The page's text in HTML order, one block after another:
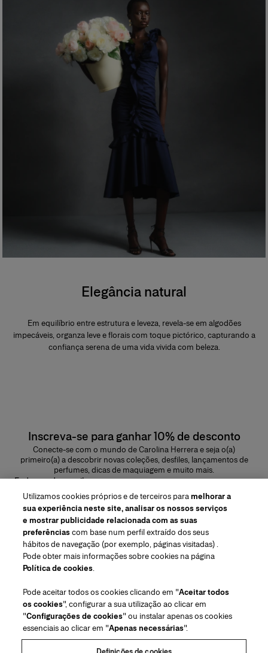
Elegância natural
Em equilíbrio entre estrutura e leveza, revela-se em algodões
impecáveis, organza leve e florais com toque pictórico, capturando a
confiança serena de uma vida vivida com beleza.
Inscreva-se para ganhar 10% de desconto
Conecte-se com o mundo de Carolina Herrera e seja o(a)
primeiro(a) a descobrir novas coleções, desfiles, lançamentos de
perfumes, dicas de maquiagem e muito mais.
Endereço de e-mail
ENVIAR
Região/Idioma
Atendimento ao cliente
Encontrar uma loja
Fale conosco
Envios e devoluções de Beleza
Envios e Devoluções de Moda
Perguntas Frequentes
Sobre nós
House of Herrera Herrera Friends
Utilizamos cookies próprios e de terceiros paramelhorar a
sua experiência neste site, analisar os nossos serviços
e mostrar publicidade relacionada com as suas
preferênciascom base num perfil extraído dos seus
hábitos de navegação (por exemplo, páginas visitadas) .
Pode obter mais informações sobre cookies na página
Política de cookies.
Pode aceitar todos os cookies clicando em "Aceitar todos
os cookies", configurar a sua utilização ao clicar em
"Configurações de cookies" ou instalar apenas os cookies
essenciais ao clicar em "Apenas necessárias".